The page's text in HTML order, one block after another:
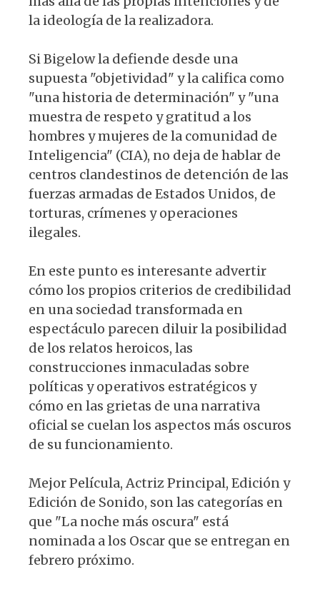
la ideología de la realizadora.
Si Bigelow la defiende desde una
supuesta "objetividad" y la califica como
"una historia de determinación" y "una
muestra de respeto y gratitud a los
hombres y mujeres de la comunidad de
Inteligencia" (CIA), no deja de hablar de
centros clandestinos de detención de las
fuerzas armadas de Estados Unidos, de
torturas, crímenes y operaciones
ilegales.
En este punto es interesante advertir
cómo los propios criterios de credibilidad
en una sociedad transformada en
espectáculo parecen diluir la posibilidad
de los relatos heroicos, las
construcciones inmaculadas sobre
políticas y operativos estratégicos y
cómo en las grietas de una narrativa
oficial se cuelan los aspectos más oscuros
de su funcionamiento.
Mejor Película, Actriz Principal, Edición y
Edición de Sonido, son las categorías en
que "La noche más oscura" está
nominada a los Oscar que se entregan en
febrero próximo.